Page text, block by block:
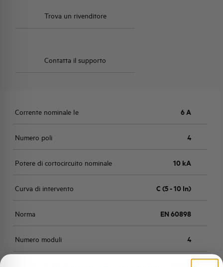
Trova un rivenditore
Contatta il supporto
Corrente nominale Ie 6 A
Numero poli 4
Potere di cortocircuito nominale 10 kA
Curva di intervento C (5 - 10 In)
Norma EN 60898
Numero moduli 4